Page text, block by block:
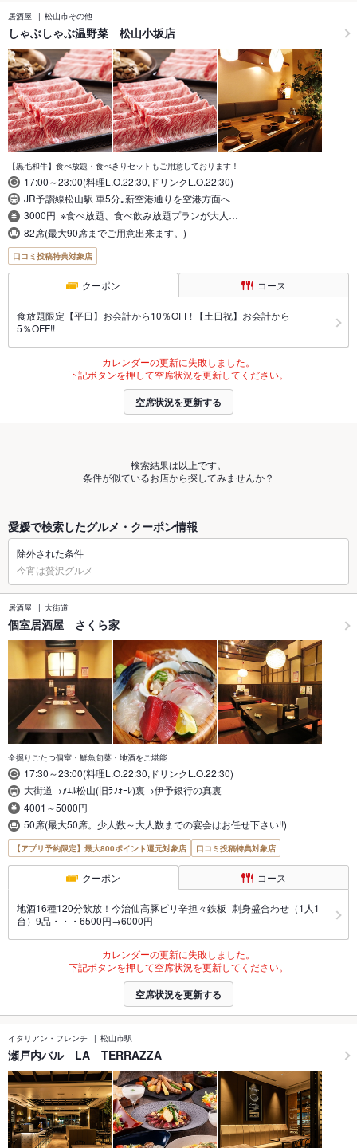
居酒屋 松山市その他
しゃぶしゃぶ温野菜 松山小坂店
【黒毛和牛】食べ放題・食べきりセットもご用意しております！
17:00～23:00(料理L.O.22:30,ドリンクL.O.22:30)
JR予讃線松山駅 車5分｡新空港通りを空港方面へ
3000円 ※食べ放題、食べ飲み放題プランが大人…
82席(最大90席までご用意出来ます。)
口コミ投稿特典対象店
クーポン コース
食放題限定【平日】お会計から10％OFF! 【土日祝】お会計から
5％OFF!!
カレンダーの更新に失敗しました。
下記ボタンを押して空席状況を更新してください。
空席状況を更新する
検索結果は以上です。
条件が似ているお店から探してみませんか？
愛媛で検索したグルメ・クーポン情報
除外された条件
今宵は贅沢グルメ
居酒屋 大街道
個室居酒屋 さくら家
全掘りごたつ個室・鮮魚旬菜・地酒をご堪能
17:30～23:00(料理L.O.22:30,ドリンクL.O.22:30)
大街道→ｱｴﾙ松山(旧ﾗﾌｫｰﾚ)裏→伊予銀行の真裏
4001～5000円
50席(最大50席。少人数～大人数までの宴会はお任せ下さい!!)
【アプリ予約限定】最大800ポイント還元対象店 口コミ投稿特典対象店
クーポン コース
地酒16種120分飲放！今治仙高豚ピリ辛担々鉄板+刺身盛合わせ（1人1
台）9品・・・6500円→6000円
カレンダーの更新に失敗しました。
下記ボタンを押して空席状況を更新してください。
空席状況を更新する
イタリアン・フレンチ 松山市駅
瀬戸内バル LA TERRAZZA